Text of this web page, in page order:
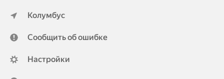
Колумбус
Сообщить об ошибке
Настройки